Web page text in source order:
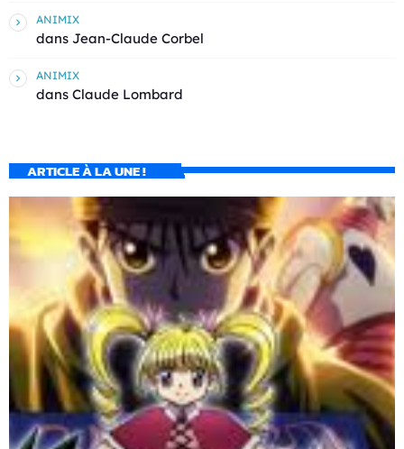
ANIMIX
dans Jean-Claude Corbel
ANIMIX
dans Claude Lombard
ARTICLE À LA UNE !